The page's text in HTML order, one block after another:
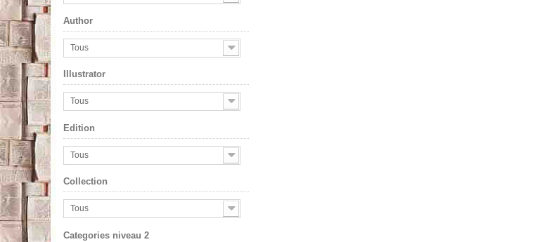
Author
Tous
Illustrator
Tous
Edition
Tous
Collection
Tous
Categories niveau 2